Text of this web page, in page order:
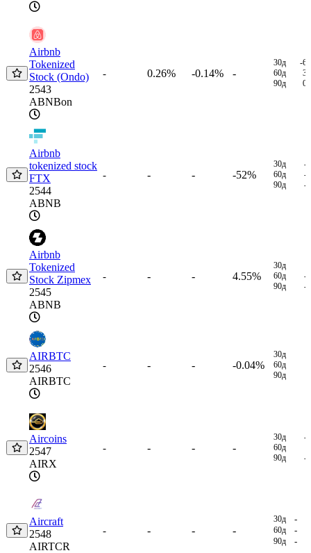
Airbnb
Tokenized
Stock (Ondo)
2543
ABNBon
- 0.26% -0.14% -
30д
-
60д
90д
Airbnb
tokenized stock
FTX
2544
ABNB
- - - -52%
30д
-
60д
-
90д
-
Airbnb
Tokenized
Stock Zipmex
2545
ABNB
- - - 4.55%
30д
60д
-
90д
-
AIRBTC
2546
AIRBTC
- - - -0.04%
30д
60д
90д
Aircoins
2547
AIRX
- - - -
30д
-
60д
90д
-
Aircraft
2548
AIRTCR
- - - -
30д -
60д -
90д -